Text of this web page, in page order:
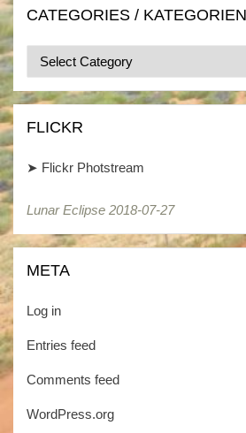
CATEGORIES / KATEGORIEN
Categories
/
Kategorien
FLICKR
➤ Flickr Photstream
Lunar Eclipse 2018-07-27
META
Log in
Entries feed
Comments feed
WordPress.org